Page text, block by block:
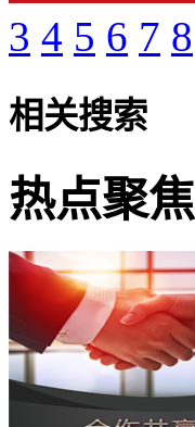
3 4 5 6 7 8
相关搜索
热点聚焦